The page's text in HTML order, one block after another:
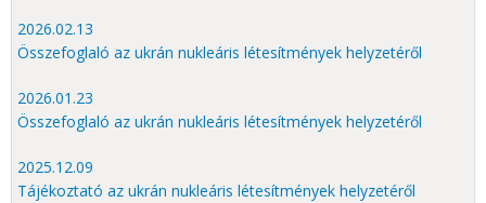
2026.02.13
Összefoglaló az ukrán nukleáris létesítmények helyzetéről
2026.01.23
Összefoglaló az ukrán nukleáris létesítmények helyzetéről
2025.12.09
Tájékoztató az ukrán nukleáris létesítmények helyzetéről